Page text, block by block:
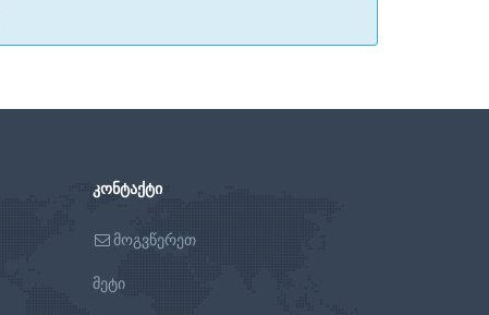
ᲙᲝᲜᲢᲐᲥᲢᲘ
მოგვწერეთ
მეტი